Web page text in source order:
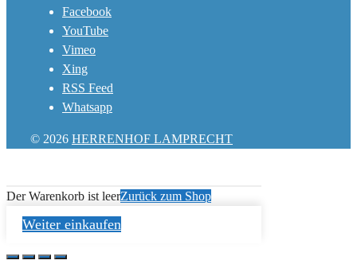
Facebook
YouTube
Vimeo
Xing
RSS Feed
Whatsapp
© 2026 HERRENHOF LAMPRECHT
Der Warenkorb ist leerZurück zum Shop
Weiter einkaufen